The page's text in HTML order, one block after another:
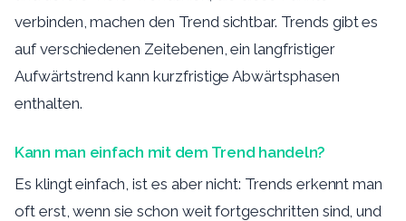
verbinden, machen den Trend sichtbar. Trends gibt es
auf verschiedenen Zeitebenen, ein langfristiger
Aufwärtstrend kann kurzfristige Abwärtsphasen
enthalten.
Kann man einfach mit dem Trend handeln?
Es klingt einfach, ist es aber nicht: Trends erkennt man
oft erst, wenn sie schon weit fortgeschritten sind, und